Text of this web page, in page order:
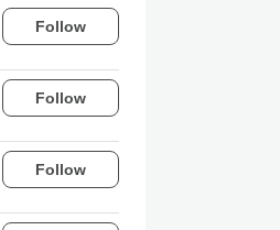
Follow
Follow
Follow